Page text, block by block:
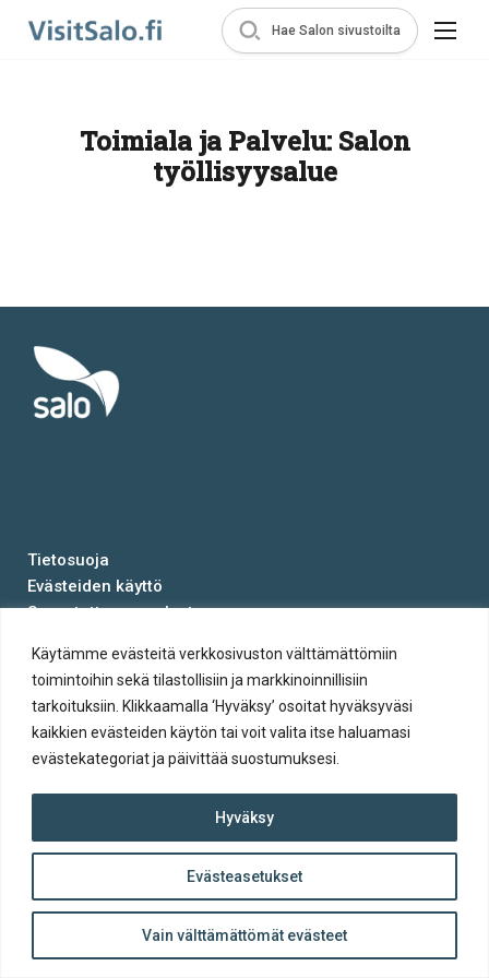
Käytämme evästeitä verkkosivuston välttämättömiin
toimintoihin sekä tilastollisiin ja markkinoinnillisiin
tarkoituksiin. Klikkaamalla ‘Hyväksy’ osoitat hyväksyväsi
kaikkien evästeiden käytön tai voit valita itse haluamasi
evästekategoriat ja päivittää suostumuksesi.
Evästeasetukset
Vain välttämättömät evästeet
Hyväksy
Hae Salon sivustoilta
Toimiala ja Palvelu: Salon
työllisyysalue
ylös
Tietosuoja
Evästeiden käyttö
Saavutettavuusseloste
© Salon kaupunki 2020 • All rights reserved.
Website crafted byEvermade.